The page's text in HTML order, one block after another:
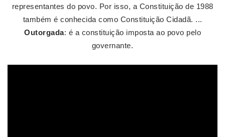
representantes do povo. Por isso, a Constituição de 1988
também é conhecida como Constituição Cidadã. ...
Outorgada: é a constituição imposta ao povo pelo
governante.